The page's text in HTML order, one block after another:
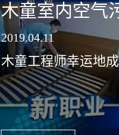
木童室内空
领健康新生活
2019.04.11
木童工程师幸运地